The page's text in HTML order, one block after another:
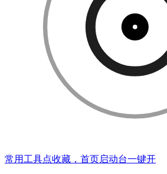
常用工具点收藏，首页启动台一键开